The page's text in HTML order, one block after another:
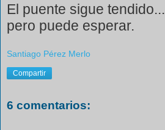
El puente sigue tendido...
pero puede esperar.
Santiago Pérez Merlo
Compartir
6 comentarios: